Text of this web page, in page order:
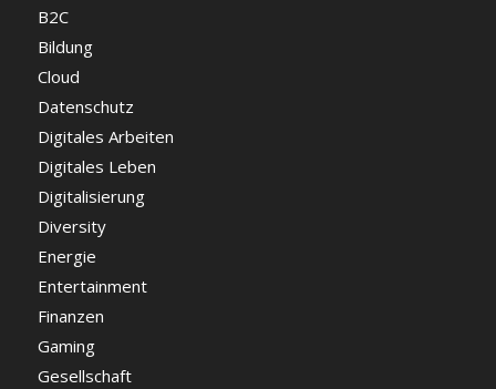
B2C
Bildung
Cloud
Datenschutz
Digitales Arbeiten
Digitales Leben
Digitalisierung
Diversity
Energie
Entertainment
Finanzen
Gaming
Gesellschaft